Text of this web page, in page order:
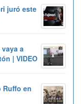
juró este
a
| VIDEO
en